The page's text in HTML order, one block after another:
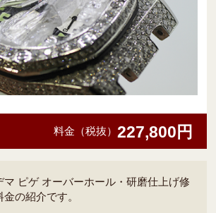
料金（税抜） 227,800円
マ ピゲ オーバーホール・研磨仕上げ修
金の紹介です。